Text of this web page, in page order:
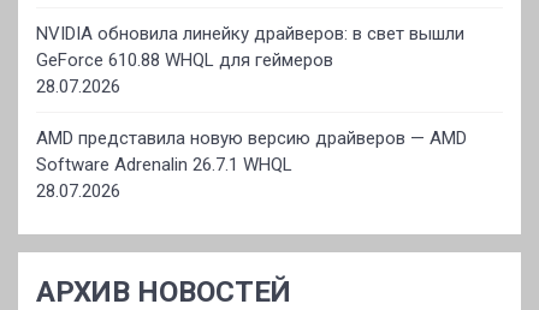
NVIDIA обновила линейку драйверов: в свет вышли
GeForce 610.88 WHQL для геймеров
28.07.2026
AMD представила новую версию драйверов — AMD
Software Adrenalin 26.7.1 WHQL
28.07.2026
АРХИВ НОВОСТЕЙ